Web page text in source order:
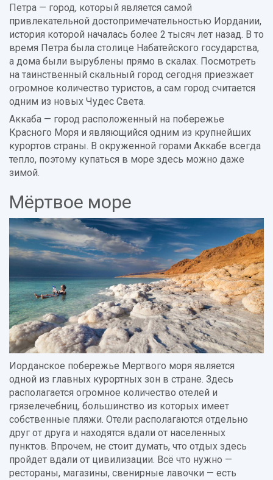
Петра — город, который является самой
привлекательной достопримечательностью Иордании,
история которой началась более 2 тысяч лет назад. В то
время Петра была столице Набатейского государства,
а дома были вырублены прямо в скалах. Посмотреть
на таинственный скальный город сегодня приезжает
огромное количество туристов, а сам город считается
одним из новых Чудес Света.
Аккаба — город расположенный на побережье
Красного Моря и являющийся одним из крупнейших
курортов страны. В окруженной горами Аккабе всегда
тепло, поэтому купаться в море здесь можно даже
зимой.
Мёртвое море
Иорданское побережье Мертвого моря является
одной из главных курортных зон в стране. Здесь
располагается огромное количество отелей и
грязелечебниц, большинство из которых имеет
собственные пляжи. Отели располагаются отдельно
друг от друга и находятся вдали от населенных
пунктов. Впрочем, не стоит думать, что отдых здесь
пройдет вдали от цивилизации. Всё что нужно —
рестораны, магазины, свенирные лавочки — есть